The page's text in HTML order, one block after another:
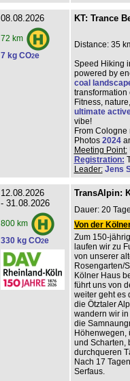
08.08.2026
72 km
7 kg CO2e
KT: Trance
Distance: 35
Speed Hiking
powered by
coal
transformation
Fitness,
ultimate
vibe!
From
Photos 2024
Meeting Point:
Registration:
Leader: Jens
12.08.2026
- 31.08.2026
800 km
330 kg CO2e
TransAlpin:
Dauer: 20
Von der
Zum 150-
laufen wir zu
von unserer
Rosengarten/
Kölner Haus
führt uns von
weiter geht es
die Ötztaler
wandern wir
die
Höhenwegen,
und Scharten,
durchqueren
Nach 17
Serfaus.